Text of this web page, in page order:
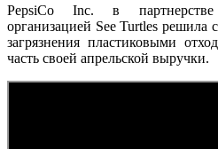
PepsiCo Inc. в партнерстве
организацией See Turtles решила
загрязнения пластиковыми
часть своей апрельской выручки.